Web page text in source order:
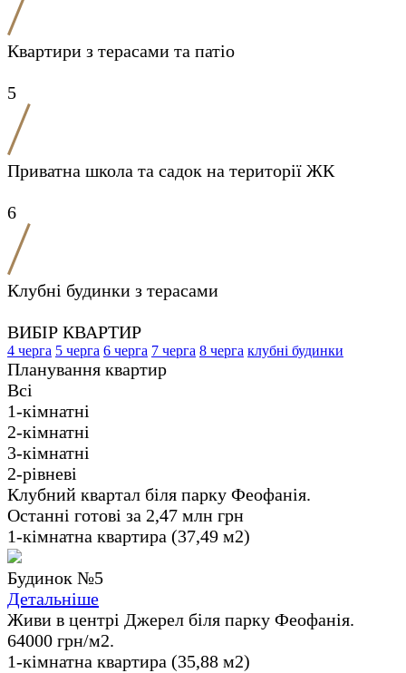
Квартири з терасами та патіо
5
Приватна школа та садок на території ЖК
6
Клубні будинки з терасами
ВИБІР КВАРТИР
4 черга 5 черга 6 черга 7 черга 8 черга клубні будинки
Планування квартир
Всі
1-кімнатні
2-кімнатні
3-кімнатні
2-рівневі
Клубний квартал біля парку Феофанія.
Останні готові за 2,47 млн грн
1-кімнатна квартира (37,49 м2)
Будинок №5
Детальніше
Живи в центрі Джерел біля парку Феофанія.
64000 грн/м2.
1-кімнатна квартира (35,88 м2)